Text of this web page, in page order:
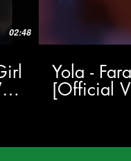
02:48
Yola -
[Official